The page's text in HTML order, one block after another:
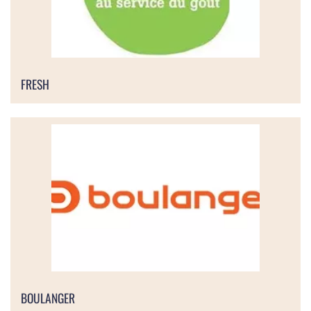
FRESH
BOULANGER